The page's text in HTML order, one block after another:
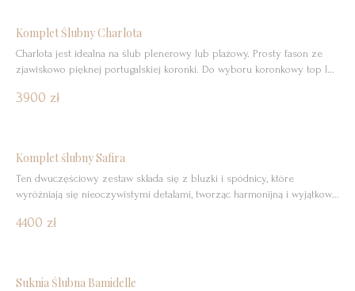
Komplet Ślubny Charlota
Charlota jest idealna na ślub plenerowy lub plażowy. Prosty fason ze
zjawiskowo pięknej portugalskiej koronki. Do wyboru koronkowy top lub
3900 zł
Komplet ślubny Safira
Ten dwuczęściowy zestaw składa się z bluzki i spódnicy, które
wyróżniają się nieoczywistymi detalami, tworząc harmonijną i wyjątkowo
subtelnym dekoltem w łódkę i wycięciem delikatnie odsłaniającym
4400 zł
Suknia Ślubna Bamidelle